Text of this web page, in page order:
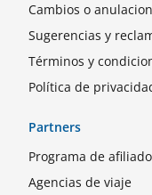
Cambios o
Sugerencias y
Términos y
Política de
Partners
Programa de
Agencias de viaje